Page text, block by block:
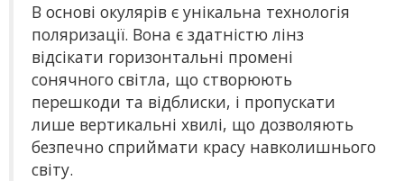
В основі окулярів є унікальна технологія
поляризації. Вона є здатністю лінз
відсікати горизонтальні промені
сонячного світла, що створюють
перешкоди та відблиски, і пропускати
лише вертикальні хвилі, що дозволяють
безпечно сприймати красу навколишнього
світу.